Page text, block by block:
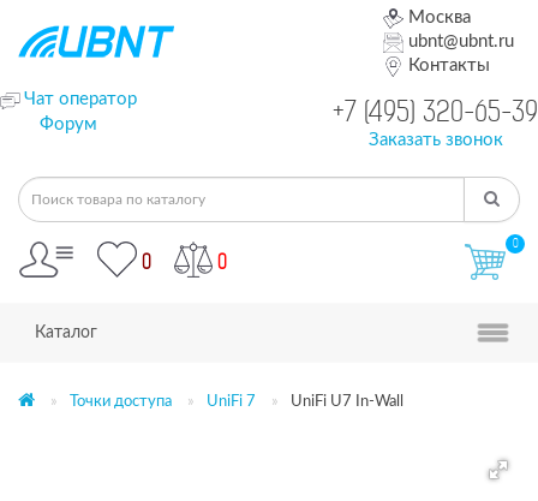
Москва
ubnt@ubnt.ru
Контакты
Чат оператор
Форум
+7 (495) 320-65-39
Заказать звонок
0 0
0
Каталог
Точки доступа UniFi 7 UniFi U7 In-Wall